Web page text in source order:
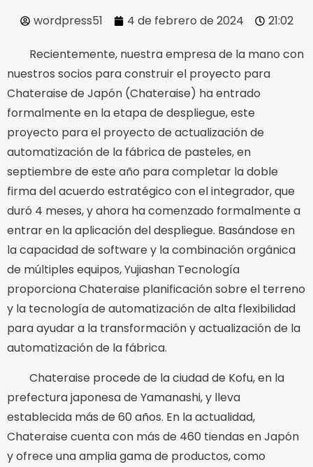
wordpress51 4 de febrero de 2024 21:02
Recientemente, nuestra empresa de la mano con
nuestros socios para construir el proyecto para
Chateraise de Japón (Chateraise) ha entrado
formalmente en la etapa de despliegue, este
proyecto para el proyecto de actualización de
automatización de la fábrica de pasteles, en
septiembre de este año para completar la doble
firma del acuerdo estratégico con el integrador, que
duró 4 meses, y ahora ha comenzado formalmente a
entrar en la aplicación del despliegue. Basándose en
la capacidad de software y la combinación orgánica
de múltiples equipos, Yujiashan Tecnología
proporciona Chateraise planificación sobre el terreno
y la tecnología de automatización de alta flexibilidad
para ayudar a la transformación y actualización de la
automatización de la fábrica.
Chateraise procede de la ciudad de Kofu, en la
prefectura japonesa de Yamanashi, y lleva
establecida más de 60 años. En la actualidad,
Chateraise cuenta con más de 460 tiendas en Japón
y ofrece una amplia gama de productos, como